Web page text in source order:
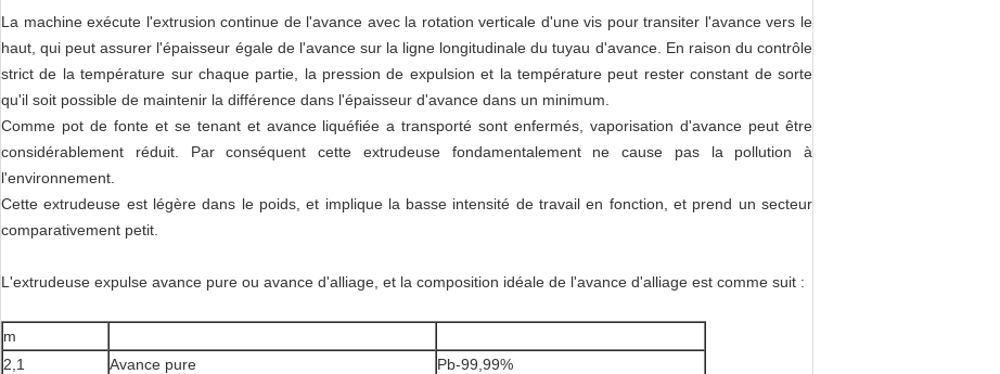
La machine exécute l'extrusion continue de l'avance avec la rotation verticale d'une vis pour transiter l'avance vers le
haut, qui peut assurer l'épaisseur égale de l'avance sur la ligne longitudinale du tuyau d'avance. En raison du contrôle
strict de la température sur chaque partie, la pression de expulsion et la température peut rester constant de sorte
qu'il soit possible de maintenir la différence dans l'épaisseur d'avance dans un minimum.
Comme pot de fonte et se tenant et avance liquéfiée a transporté sont enfermés, vaporisation d'avance peut être
considérablement réduit. Par conséquent cette extrudeuse fondamentalement ne cause pas la pollution à
l'environnement.
Cette extrudeuse est légère dans le poids, et implique la basse intensité de travail en fonction, et prend un secteur
comparativement petit.
L'extrudeuse expulse avance pure ou avance d'alliage, et la composition idéale de l'avance d'alliage est comme suit :
m
2,1
Avance pure
Pb-99,99%